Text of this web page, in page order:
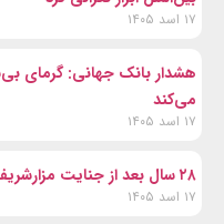
۱۷ اسد ۱۴۰۵
هشدار بانک جهانی: گرمای
می‌کند
۱۷ اسد ۱۴۰۵
۲۸ سال بعد از جنایت مزارشریف؛ طالبان، پاکستان یا نیروهای خودسر؟
۱۷ اسد ۱۴۰۵